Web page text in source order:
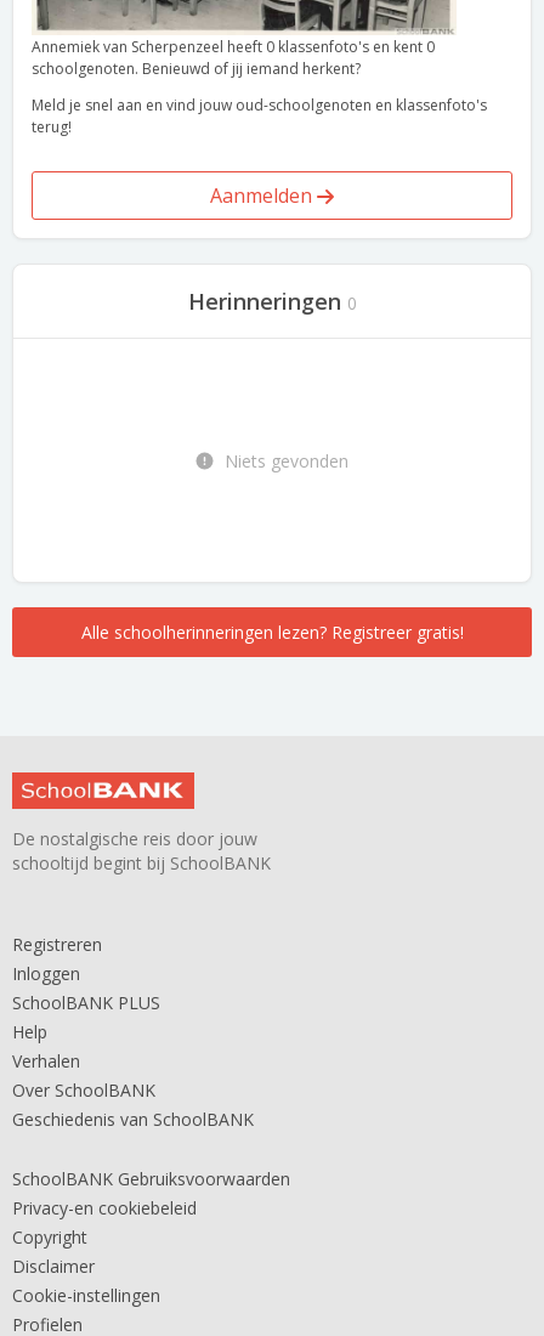
Annemiek van Scherpenzeel heeft 0 klassenfoto's en kent 0
schoolgenoten. Benieuwd of jij iemand herkent?
Meld je snel aan en vind jouw oud-schoolgenoten en klassenfoto's
terug!
Aanmelden
Herinneringen 0
Niets gevonden
Alle schoolherinneringen lezen? Registreer gratis!
De nostalgische reis door jouw
schooltijd begint bij SchoolBANK
Registreren
Inloggen
SchoolBANK PLUS
Help
Verhalen
Over SchoolBANK
Geschiedenis van SchoolBANK
SchoolBANK Gebruiksvoorwaarden
Privacy-en cookiebeleid
Copyright
Disclaimer
Cookie-instellingen
Profielen